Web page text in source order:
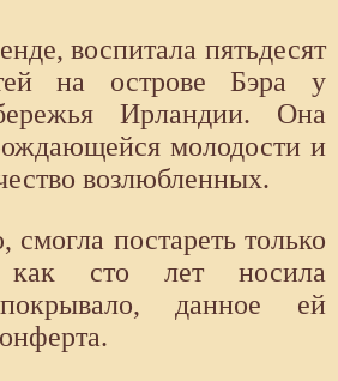
воспитала пятьдесят
на острове Бэра у
Ирландии. Она
молодости и
возлюбленных.
постареть только
как сто лет носила
данное ей